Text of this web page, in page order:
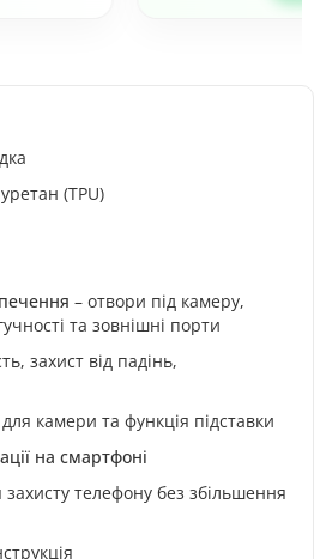
(TPU)
– отвори під камеру,
та зовнішні порти
захист від падінь,
камери та функція підставки
на смартфоні
телефону без збільшення